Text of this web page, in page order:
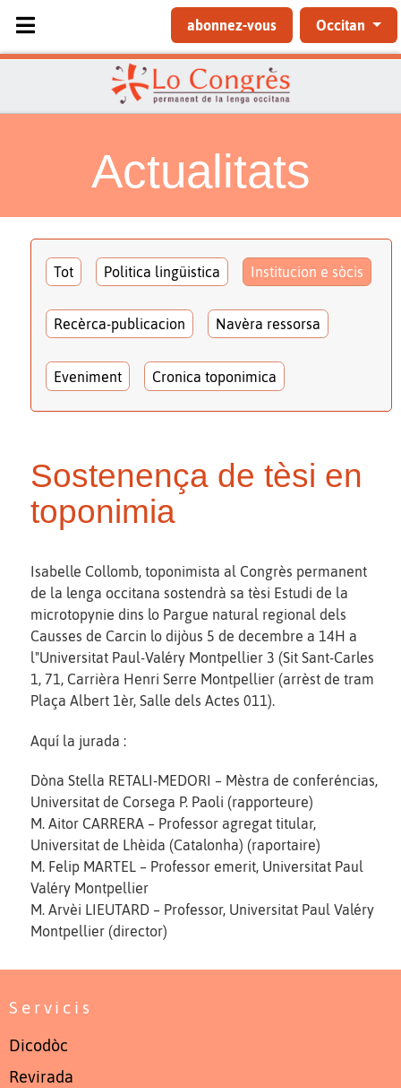
Sélectionnez votre langue
abonnez-vous Occitan
Actualitats
Tot Politica lingüistica Institucion e sòcis
Recèrca-publicacion Navèra ressorsa
Eveniment Cronica toponimica
Sostenença de tèsi en
toponimia
Isabelle Collomb, toponimista al Congrès permanent
de la lenga occitana sostendrà sa tèsi Estudi de la
microtopynie dins lo Pargue natural regional dels
Causses de Carcin lo dijòus 5 de decembre a 14H a
l"Universitat Paul-Valéry Montpellier 3 (Sit Sant-Carles
1, 71, Carrièra Henri Serre Montpellier (arrèst de tram
Plaça Albert 1èr, Salle dels Actes 011).
Aquí la jurada :
Dòna Stella RETALI-MEDORI – Mèstra de conferéncias,
Universitat de Corsega P. Paoli (rapporteure)
M. Aitor CARRERA – Professor agregat titular,
Universitat de Lhèida (Catalonha) (raportaire)
M. Felip MARTEL – Professor emerit, Universitat Paul
Valéry Montpellier
M. Arvèi LIEUTARD – Professor, Universitat Paul Valéry
Montpellier (director)
Servicis
Dicodòc
Revirada